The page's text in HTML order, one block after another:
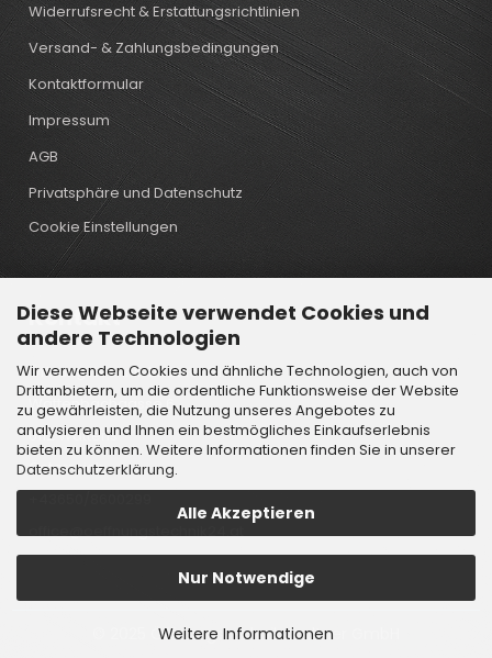
Diese Webseite verwendet Cookies und
andere Technologien
Wir verwenden Cookies und ähnliche Technologien, auch von
Drittanbietern, um die ordentliche Funktionsweise der Website
zu gewährleisten, die Nutzung unseres Angebotes zu
analysieren und Ihnen ein bestmögliches Einkaufserlebnis
bieten zu können. Weitere Informationen finden Sie in unserer
Datenschutzerklärung.
Alle Akzeptieren
Nur Notwendige
Weitere Informationen
Widerrufsrecht & Erstattungsrichtlinien
Versand- & Zahlungsbedingungen
Kontaktformular
Impressum
AGB
Privatsphäre und Datenschutz
Cookie Einstellungen
Kontakt
Öffnungstechnik Lindtner GmbH
Wattenbachgasse 6
6112 Wattens
Österreich
office@oeffnungstechnik24.at